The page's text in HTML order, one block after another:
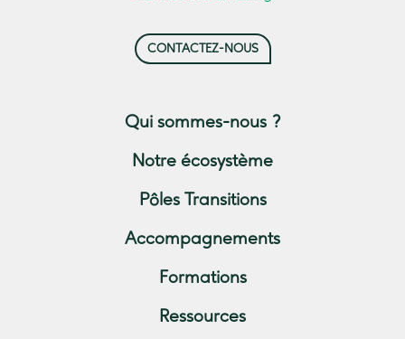
CONTACTEZ-NOUS
Qui sommes-nous ?
Notre écosystème
Pôles Transitions
Accompagnements
Formations
Ressources